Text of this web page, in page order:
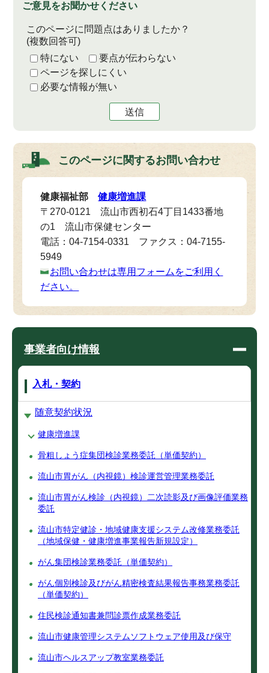
ご意見をお聞かせください
このページに問題点はありましたか？
(複数回答可)
特にない
要点が伝わらない
ページを探しにくい
必要な情報が無い
送信
このページに関するお問い合わせ
健康福祉部健康増進課
〒270-0121 流山市西初石4丁目1433番地
の1 流山市保健センター
電話：04-7154-0331 ファクス：04-7155-
5949
お問い合わせは専用フォームをご利用く
ださい。
事業者向け情報
入札・契約
随意契約状況
健康増進課
骨粗しょう症集団検診業務委託（単価契約）
流山市胃がん（内視鏡）検診運営管理業務委託
流山市胃がん検診（内視鏡）二次読影及び画像評価業務
委託
流山市特定健診・地域健康支援システム改修業務委託
（地域保健・健康増進事業報告新規設定）
がん集団検診業務委託（単価契約）
がん個別検診及びがん精密検査結果報告事務業務委託
（単価契約）
住民検診通知書兼問診票作成業務委託
流山市健康管理システムソフトウェア使用及び保守
流山市ヘルスアップ教室業務委託